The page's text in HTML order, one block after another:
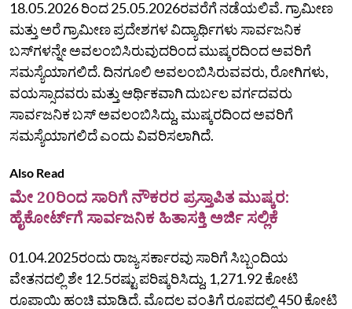
18.05.2026 ರಿಂದ 25.05.2026ರವರೆಗೆ ನಡೆಯಲಿವೆ. ಗ್ರಾಮೀಣ
ಮತ್ತು ಅರೆ ಗ್ರಾಮೀಣ ಪ್ರದೇಶಗಳ ವಿದ್ಯಾರ್ಥಿಗಳು ಸಾರ್ವಜನಿಕ
ಬಸ್‌ಗಳನ್ನೇ ಅವಲಂಬಿಸಿರುವುದರಿಂದ ಮುಷ್ಕರದಿಂದ ಅವರಿಗೆ
ಸಮಸ್ಯೆಯಾಗಲಿದೆ. ದಿನಗೂಲಿ ಅವಲಂಬಿಸಿರುವವರು, ರೋಗಿಗಳು,
ವಯಸ್ಸಾದವರು ಮತ್ತು ಆರ್ಥಿಕವಾಗಿ ದುರ್ಬಲ ವರ್ಗದವರು
ಸಾರ್ವಜನಿಕ ಬಸ್‌ ಅವಲಂಬಿಸಿದ್ದು, ಮುಷ್ಕರದಿಂದ ಅವರಿಗೆ
ಸಮಸ್ಯೆಯಾಗಲಿದೆ ಎಂದು ವಿವರಿಸಲಾಗಿದೆ.
Also Read
ಮೇ 20ರಿಂದ ಸಾರಿಗೆ ನೌಕರರ ಪ್ರಸ್ತಾಪಿತ ಮುಷ್ಕರ:
ಹೈಕೋರ್ಟ್‌ಗೆ ಸಾರ್ವಜನಿಕ ಹಿತಾಸಕ್ತಿ ಅರ್ಜಿ ಸಲ್ಲಿಕೆ
01.04.2025ರಂದು ರಾಜ್ಯ ಸರ್ಕಾರವು ಸಾರಿಗೆ ಸಿಬ್ಬಂದಿಯ
ವೇತನದಲ್ಲಿ ಶೇ 12.5ರಷ್ಟು ಪರಿಷ್ಕರಿಸಿದ್ದು, 1,271.92 ಕೋಟಿ
ರೂಪಾಯಿ ಹಂಚಿ ಮಾಡಿದೆ. ಮೊದಲ ವಂತಿಗೆ ರೂಪದಲ್ಲಿ 450 ಕೋಟಿ